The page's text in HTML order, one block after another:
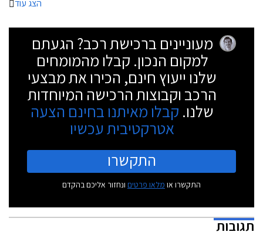
הצג עוד
מעוניינים ברכישת רכב? הגעתם
למקום הנכון. קבלו מהמומחים
שלנו ייעוץ חינם, הכירו את מבצעי
הרכב וקבוצות הרכישה המיוחדות
שלנו. קבלו מאיתנו בחינם הצעה
אטרקטיבית עכשיו
התקשרו
התקשרו או מלאו פרטים ונחזור אליכם בהקדם
תגובות